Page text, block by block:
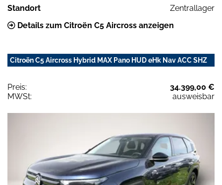
Standort
Zentrallager
Details zum Citroën C5 Aircross anzeigen
Citroën C5 Aircross Hybrid MAX Pano HUD eHk Nav ACC SHZ
Preis:
34.399,00 €
MWSt:
ausweisbar